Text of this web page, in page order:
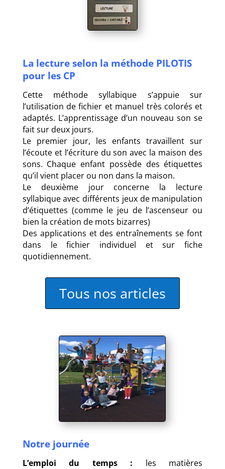
La lecture selon la méthode PILOTIS
pour les CP
Cette méthode syllabique s’appuie sur
l’utilisation de fichier et manuel très colorés et
adaptés. L’apprentissage d’un nouveau son se
fait sur deux jours.
Le premier jour, les enfants travaillent sur
l’écoute et l’écriture du son avec la maison des
sons. Chaque enfant possède des étiquettes
qu’il vient placer ou non dans la maison.
Le deuxième jour concerne la lecture
syllabique avec différents jeux de manipulation
d’étiquettes (comme le jeu de l’ascenseur ou
bien la création de mots bizarres)
Des applications et des entraînements se font
dans le fichier individuel et sur fiche
quotidiennement.
Tous nos articles
Notre journée
L’emploi du temps : les matières